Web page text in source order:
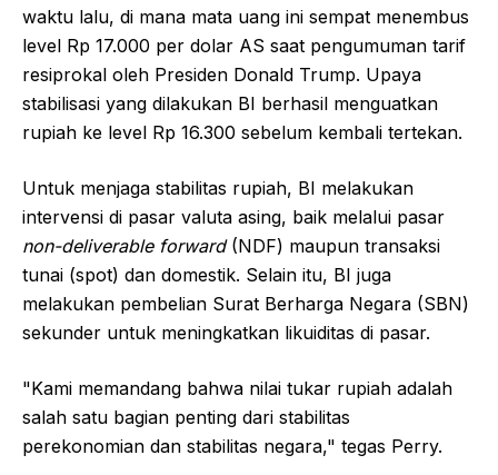
waktu lalu, di mana mata uang ini sempat menembus
level Rp 17.000 per dolar AS saat pengumuman tarif
resiprokal oleh Presiden Donald Trump. Upaya
stabilisasi yang dilakukan BI berhasil menguatkan
rupiah ke level Rp 16.300 sebelum kembali tertekan.
Untuk menjaga stabilitas rupiah, BI melakukan
intervensi di pasar valuta asing, baik melalui pasar
non-deliverable forward(NDF) maupun transaksi
tunai (spot) dan domestik. Selain itu, BI juga
melakukan pembelian Surat Berharga Negara (SBN)
sekunder untuk meningkatkan likuiditas di pasar.
"Kami memandang bahwa nilai tukar rupiah adalah
salah satu bagian penting dari stabilitas
perekonomian dan stabilitas negara," tegas Perry.